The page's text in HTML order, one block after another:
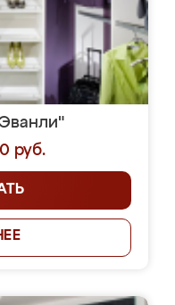
руб.